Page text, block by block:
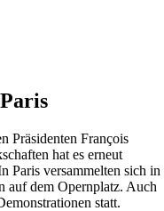
Präsidenten François
hat es erneut
Paris versammelten sich in
auf dem Opernplatz. Auch
statt.